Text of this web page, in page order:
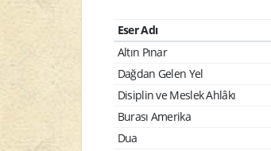
Eser Adı
Altın Pınar
Dağdan Gelen Yel
Disiplin ve Meslek Ahlâkı
Burası Amerika
Dua